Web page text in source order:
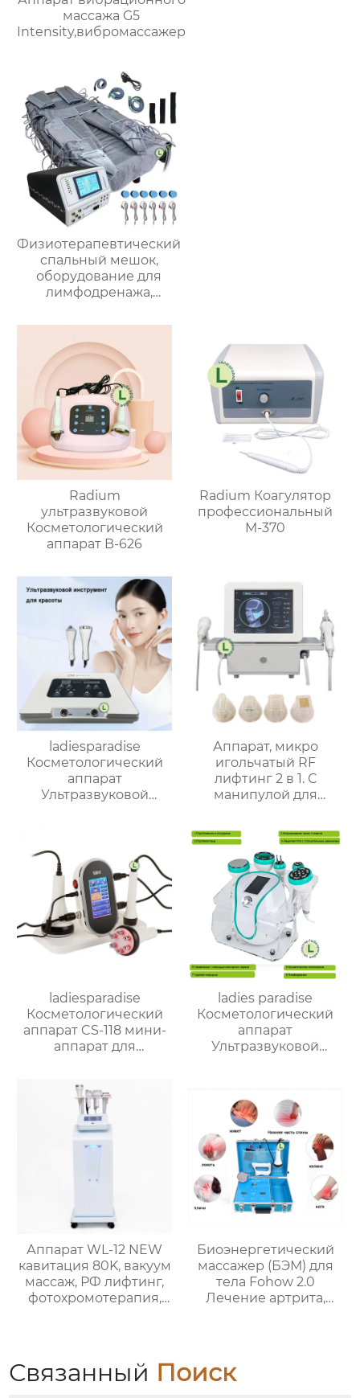
массажа G5
Intensity,вибромассажер
Физиотерапевтический
спальный мешок,
оборудование для
лимфодренажа,
давлением воздуха B-
8310E
Radium
ультразвуковой
Косметологический
аппарат B-626
Radium Коагулятор
профессиональный
M-370
ladiesparadise
Косметологический
аппарат
Ультразвуковой
Аппарат, микро
игольчатый RF
лифтинг 2 в 1. С
манипулой для
картриджей и крио
манипулой
ladiesparadise
Косметологический
аппарат CS-118 мини-
аппарат для
ladies paradise
Косметологический
аппарат
Ультразвуковой
радиочастотная
машина похудения,
устройство красот
JF798
Аппарат WL-12 NEW
кавитация 80K, вакуум
массаж, РФ лифтинг,
фотохромотерапия,
Биоэнергетический
массажер (БЭМ) для
тела Fohow 2.0
Лечение артрита,
Связанный Поиск